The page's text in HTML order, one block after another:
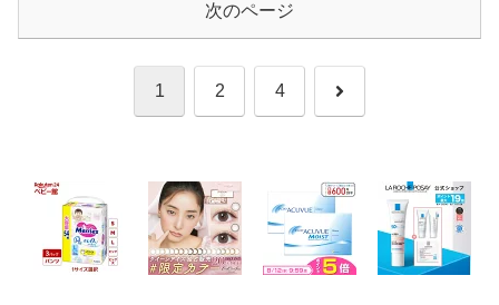
次のページ
1 2 4 次